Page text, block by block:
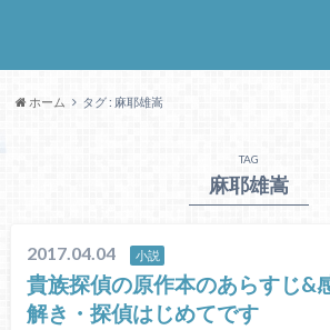
ホーム タグ : 麻耶雄嵩
TAG
麻耶雄嵩
2017.04.04 小説
貴族探偵の原作本のあらすじ&
解き・探偵はじめてです